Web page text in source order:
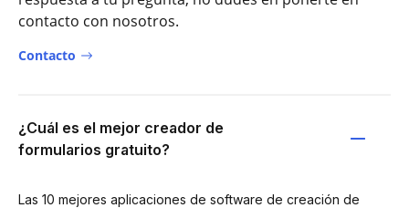
contacto con nosotros.
Contacto
¿Cuál es el mejor creador de
formularios gratuito?
Las 10 mejores aplicaciones de software de creación de